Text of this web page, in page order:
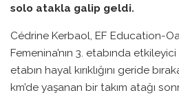
solo atakla galip geldi.
Cédrine Kerbaol, EF Education-
Femenina’nın 3. etabında
etabın hayal kırıklığını geride
km’de yaşanan bir takım atağı